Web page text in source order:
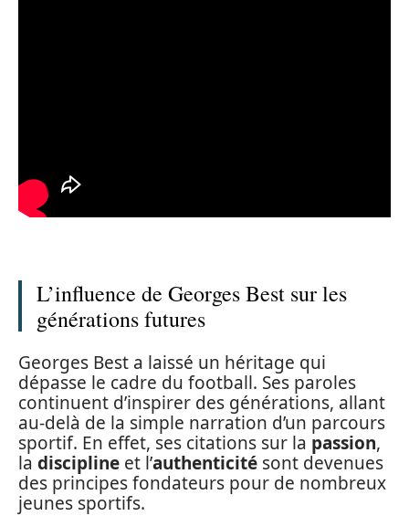
L’influence de Georges Best sur les
générations futures
Georges Best a laissé un héritage qui
dépasse le cadre du football. Ses paroles
continuent d’inspirer des générations, allant
au-delà de la simple narration d’un parcours
sportif. En effet, ses citations sur la passion,
la discipline et l’authenticité sont devenues
des principes fondateurs pour de nombreux
jeunes sportifs.